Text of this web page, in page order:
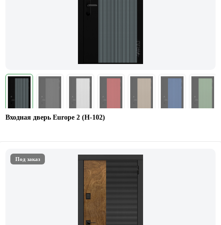
Входная дверь Europe 2 (Н-102)
Под заказ